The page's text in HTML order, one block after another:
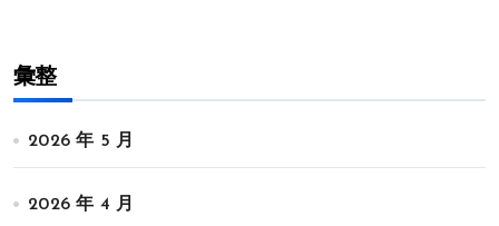
彙整
2026 年 5 月
2026 年 4 月